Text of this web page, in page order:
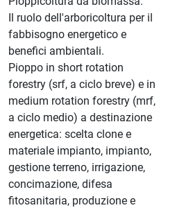
Il ruolo dell'arboricoltura per il
fabbisogno energetico e
benefici ambientali.
Pioppo in short rotation
forestry (srf, a ciclo breve) e in
medium rotation forestry (mrf,
a ciclo medio) a destinazione
energetica: scelta clone e
materiale impianto, impianto,
gestione terreno, irrigazione,
concimazione, difesa
fitosanitaria, produzione e